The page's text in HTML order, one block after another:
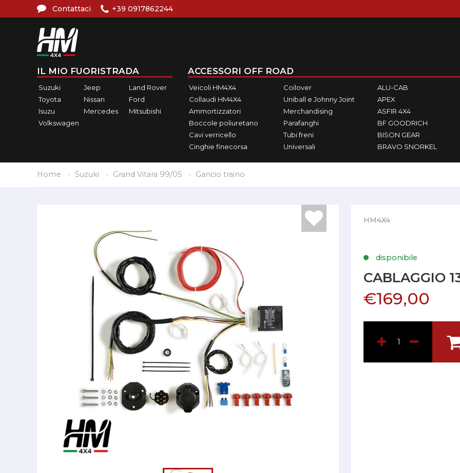
Contattaci +39 0917862244
IL MIO FUORISTRADA
Suzuki Jeep
Land Rover
Toyota
Nissan
Ford
Isuzu
Mercedes
Mitsubishi
Volkswagen
ACCESSORI OFF ROAD
Veicoli HM4X4
Collaudi HM4X4
Ammortizzatori
Boccole poliuretano
Cavi verricello
Cinghie finecorsa
Coilover
Uniball e Johnny Joint
Merchandising
Parafanghi
Tubi freni
Universali
ALU-CAB
APEX
ASFIR 4X4
BF GOODRICH
BISON GEAR
BRAVO SNORKEL
Home Suzuki Grand Vitara 99/05 Gancio traino
HM4X4
disponibile
CABLAGGIO
€169,00